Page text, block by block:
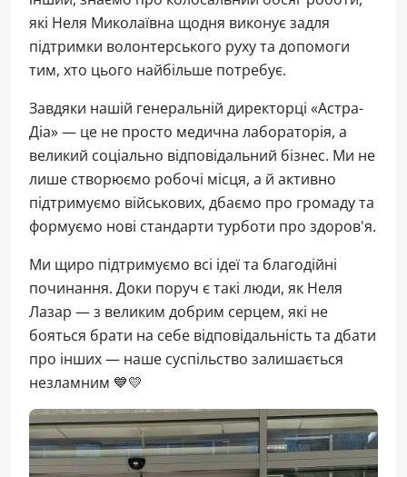
які Неля Миколаївна щодня виконує задля
підтримки волонтерського руху та допомоги
тим, хто цього найбільше потребує.
Завдяки нашій генеральній директорці «Астра-
Діа» — це не просто медична лабораторія, а
великий соціально відповідальний бізнес. Ми не
лише створюємо робочі місця, а й активно
підтримуємо військових, дбаємо про громаду та
формуємо нові стандарти турботи про здоров'я.
Ми щиро підтримуємо всі ідеї та благодійні
починання. Доки поруч є такі люди, як Неля
Лазар — з великим добрим серцем, які не
бояться брати на себе відповідальність та дбати
про інших — наше суспільство залишається
незламним 💙💛